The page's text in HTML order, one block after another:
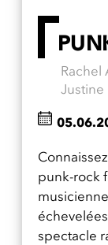
Rachel
Justine
punk-rock
spectacle